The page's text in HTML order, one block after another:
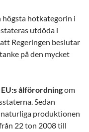
högsta hotkategorin i
utdöda i
Regeringen beslutar
på den mycket
ålförordningom
Sedan
produktionen
22 ton 2008 till